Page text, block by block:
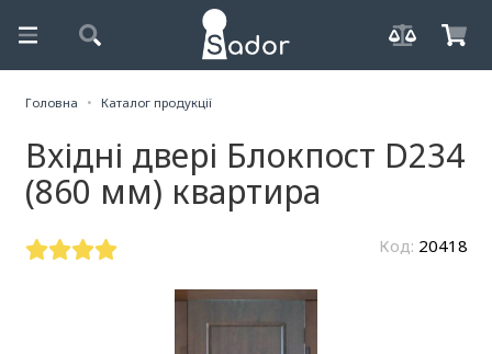
Головна Каталог продукції
Вхідні двері Блокпост D234
(860 мм) квартира
Код: 20418